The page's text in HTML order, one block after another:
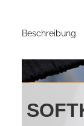
Beschreibung